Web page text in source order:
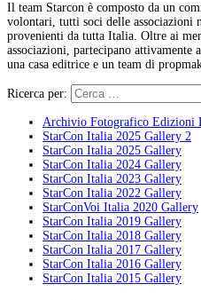
Il team Starcon è composto da un
volontari, tutti soci delle associazioni
provenienti da tutta Italia. Oltre ai
associazioni, partecipano attivamente
una casa editrice e un team di
Ricerca per:
Archivio Fotografico Edizioni
StarCon Italia 2025 Gallery 2
StarCon Italia 2025 Gallery
StarCon Italia 2024 Gallery
StarCon Italia 2023 Gallery
StarCon Italia 2022 Gallery
StarConVoi Italia 2020 Gallery
StarCon Italia 2019 Gallery
StarCon Italia 2018 Gallery
StarCon Italia 2017 Gallery
StarCon Italia 2016 Gallery
StarCon Italia 2015 Gallery